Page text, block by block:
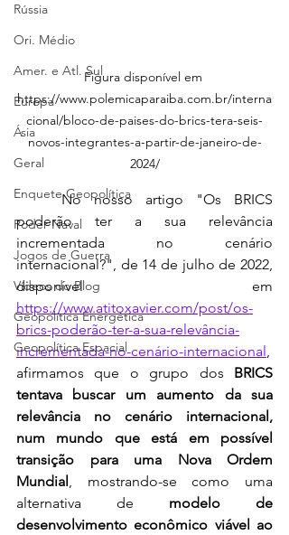
Rússia
Ori. Médio
Amer. e Atl. Sul
Europa
Ásia
Geral
Enquete Geopolítica
Poder Naval
Jogos de Guerra
Vídeos do Blog
Geopolítica Energética
Geopolítica Espacial
Figura disponível em
https://www.polemicaparaiba.com.br/interna
cional/bloco-de-paises-do-brics-tera-seis-
novos-integrantes-a-partir-de-janeiro-de-
2024/
	No nosso artigo "Os BRICS
poderão ter a sua relevância
incrementada no cenário
internacional?", de 14 de julho de 2022,
https://www.atitoxavier.com/post/os-
brics-poderão-ter-a-sua-relevância-
incrementada-no-cenário-internacional,
afirmamos que o grupo dos BRICS
tentava buscar um aumento da sua
relevância no cenário internacional,
num mundo que está em possível
transição para uma Nova Ordem
Mundial, mostrando-se como uma
alternativa de modelo de
desenvolvimento econômico viável ao